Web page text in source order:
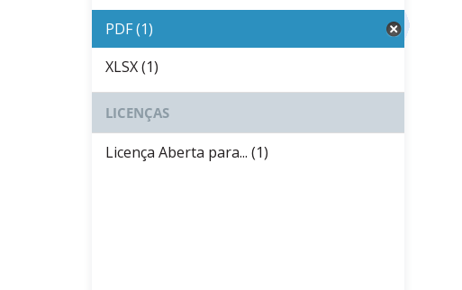
PDF (1)
XLSX (1)
LICENÇAS
Licença Aberta para... (1)